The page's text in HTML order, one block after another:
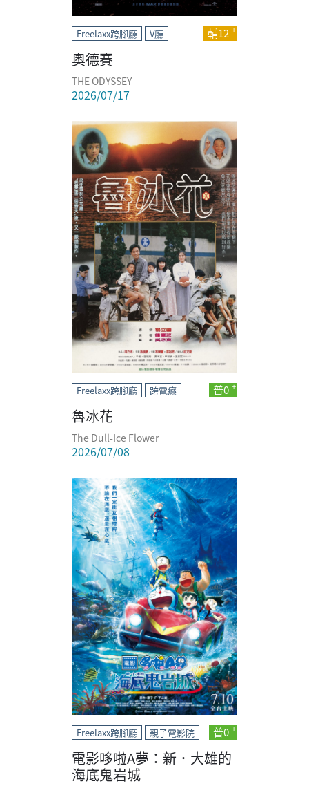
Freelaxx跨腳廳 V廳 輔12
奧德賽
THE ODYSSEY
2026/07/17
Freelaxx跨腳廳 跨電癮 普0
魯冰花
The Dull-Ice Flower
2026/07/08
Freelaxx跨腳廳 親子電影院 普0
電影哆啦A夢：新．大雄的
海底鬼岩城